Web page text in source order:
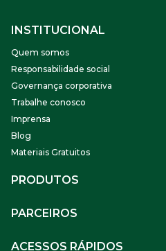
INSTITUCIONAL
Quem somos
Responsabilidade social
Governança corporativa
Trabalhe conosco
Imprensa
Blog
Materiais Gratuitos
PRODUTOS
Benefícios
PARCEIROS
ACESSOS RÁPIDOS